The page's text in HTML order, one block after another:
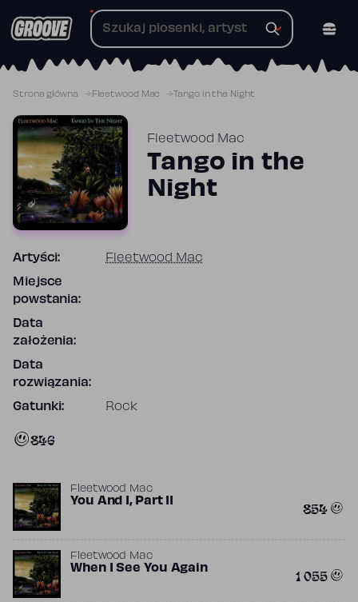
do
Strona główna Fleetwood Mac Tango in the Night
Fleetwood Mac
Tango in the
Night
Artyści: Fleetwood Mac
Miejsce
powstania:
Data
założenia:
Data
rozwiązania:
Gatunki: Rock
846
Fleetwood Mac
You And I, Part II 854
Fleetwood Mac
When I See You Again 1 055